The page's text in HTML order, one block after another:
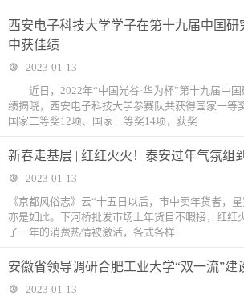
西安电子科技大学学子在第十九届中国研
中获佳绩
2023-01-13
近日，2022年“中国光谷·华为杯”第十九届中国
绩揭晓，西安电子科技大学参赛队共获得国家一等
国家二等奖12项、国家三等奖14项，获奖
新春走基层 | 红红火火！泰安过年气氛组
2023-01-13
《京都风俗志》云“十五日以后，市中卖年货者，
亦是如此。下河桥批发市场上年货目不暇接，红红
了一年的消费热情被激活，各式各样
安徽省领导调研合肥工业大学“双一流”建
2023-01-13